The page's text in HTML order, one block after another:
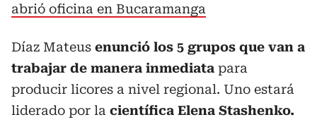
abrió oficina en Bucaramanga
Díaz Mateus enunció los 5 grupos que van a
trabajar de manera inmediata para
producir licores a nivel regional. Uno estará
liderado por la científica Elena Stashenko.